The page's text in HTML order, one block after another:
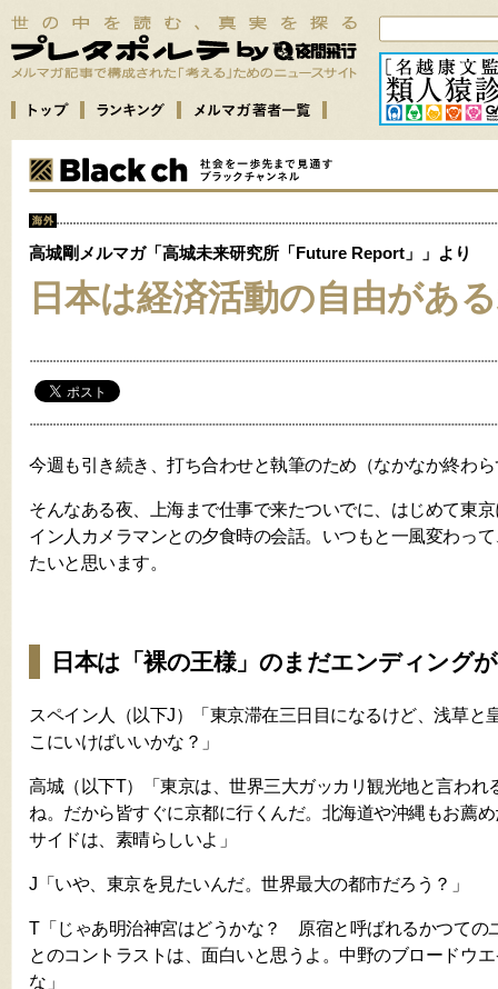
高城剛メルマガ「高城未来研究所「Future Report」」より
日本は経済活動の自由があ
今週も引き続き、打ち合わせと執筆のため（なかなか終わ
そんなある夜、上海まで仕事で来たついでに、はじめて東
イン人カメラマンとの夕食時の会話。いつもと一風変わっ
たいと思います。
日本は「裸の王様」のまだエンディング
スペイン人（以下J）「東京滞在三日目になるけど、浅草と
こにいけばいいかな？」
高城（以下T）「東京は、世界三大ガッカリ観光地と言われ
ね。だから皆すぐに京都に行くんだ。北海道や沖縄もお薦
サイドは、素晴らしいよ」
J「いや、東京を見たいんだ。世界最大の都市だろう？」
T「じゃあ明治神宮はどうかな？ 原宿と呼ばれるかつての
とのコントラストは、面白いと思うよ。中野のブロードウ
な」